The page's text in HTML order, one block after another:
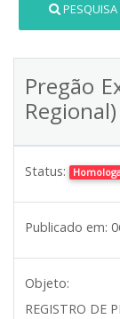
Pregão
Status:
Publicado em:
Objeto:
REGISTRO DE